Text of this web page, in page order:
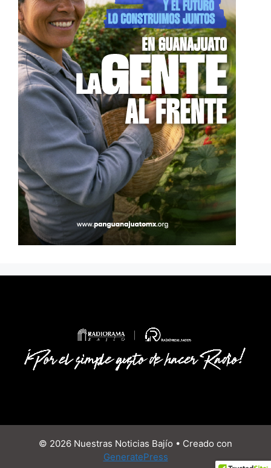
© 2026 Nuestras Noticias Bajío • Creado con
GeneratePress